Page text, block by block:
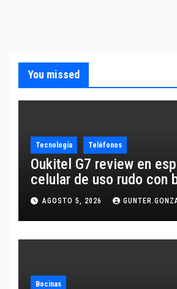
You missed
Tecnología Teléfonos
Oukitel G7 review en
celular de uso rudo con
10,600 mAh
AGOSTO 5, 2026
Bocinas